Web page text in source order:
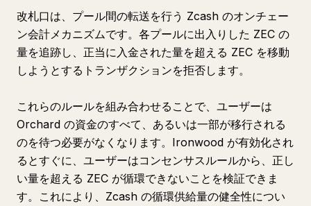
改札口は、プール間の転送を行う Zcash のオンチェー
ン会計メカニズムです。各プールに出入りした ZEC の
量を追跡し、正当に入金された量を超える ZEC を移動
しようとするトランザクションを拒否します。
これらのルールを組み合わせることで、ユーザーは
Orchard の資金のすべて、あるいは一部が移行される
のを待つ必要がなくなります。Ironwood が有効化され
るとすぐに、ユーザーはコンセンサスルールから、正し
い量を超える ZEC が循環できないことを検証できま
す。これにより、Zcash の循環供給量の健全性につい